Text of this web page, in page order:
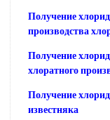
Получение
производства
Получение
хлоратного
Получение
известняка